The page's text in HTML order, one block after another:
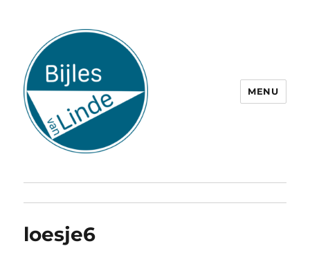
MENU
loesje6